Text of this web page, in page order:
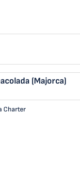
(Majorca)
Charter